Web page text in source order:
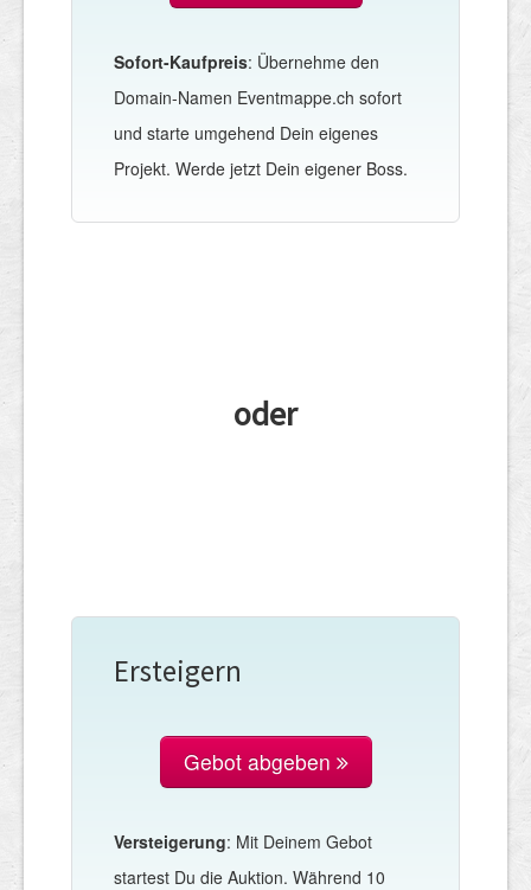
Sofort-Kaufpreis: Übernehme den
Domain-Namen Eventmappe.ch sofort
und starte umgehend Dein eigenes
Projekt. Werde jetzt Dein eigener Boss.
oder
Ersteigern
Gebot abgeben
Versteigerung: Mit Deinem Gebot
startest Du die Auktion. Während 10